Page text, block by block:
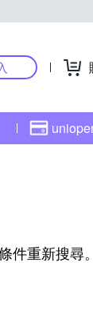
重新搜尋。